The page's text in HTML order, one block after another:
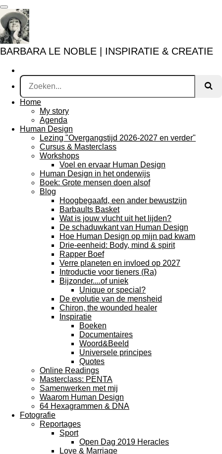
Ga
direct
naar
de
hoofdinhoud
BARBARA LE NOBLE | INSPIRATIE & CREATIE
Home
My story
Agenda
Human Design
Lezing "Overgangstijd 2026-2027 en verder"
Cursus & Masterclass
Workshops
Voel en ervaar Human Design
Human Design in het onderwijs
Boek: Grote mensen doen alsof
Blog
Hoogbegaafd, een ander bewustzijn
Barbaults Basket
Wat is jouw vlucht uit het lijden?
De schaduwkant van Human Design
Hoe Human Design op mijn pad kwam
Drie-eenheid: Body, mind & spirit
Rapper Boef
Verre planeten en invloed op 2027
Introductie voor tieners (Ra)
Bijzonder....of uniek
Unique or special?
De evolutie van de mensheid
Chiron, the wounded healer
Inspiratie
Boeken
Documentaires
Woord&Beeld
Universele principes
Quotes
Online Readings
Masterclass: PENTA
Samenwerken met mij
Waarom Human Design
64 Hexagrammen & DNA
Fotografie
Reportages
Sport
Open Dag 2019 Heracles
Love & Marriage